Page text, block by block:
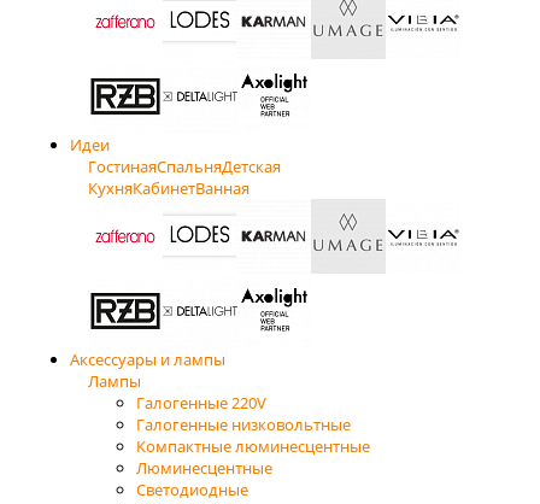
Идеи
ГостинаяСпальняДетская
КухняКабинетВанная
Аксессуары и лампы
Лампы
Галогенные 220V
Галогенные низковольтные
Компактные люминесцентные
Люминесцентные
Светодиодные